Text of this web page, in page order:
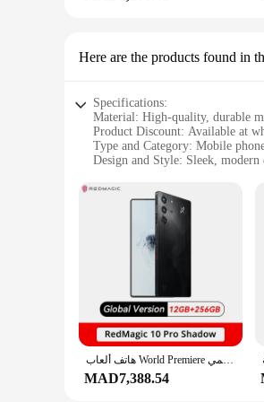
Here are the products found in
Specifications:
Material: High-quality, durable
Product Discount: Available at
Type and Category: Mobile
Design and Style: Sleek,
Performance and Property:
Parts and Accessories: Includes
**Unmatched Performance and
Step into the future of mobile
connectivity, crystal-clear
video calls, our phones ensure a
**Designed for the Modern
Our mobile phones boast a
comfortably in your hand. The
هاتف ألعاب World Premiere الإصدار العالمي RedMagic 10 Pro 5G مقاس 6.853 بوصة Snapdragon 8 Elite 7050mAh 80W Charge 50MP NFC
MAD7,388.54